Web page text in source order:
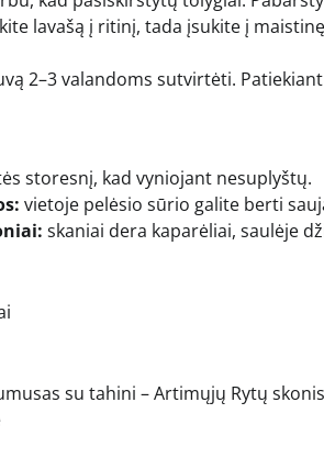
lavašą į ritinį, tada įsukite į
2–3 valandoms sutvirtėti.
storesnį, kad vyniojant nesuplyštų.
vietoje pelėsio sūrio galite berti
skaniai dera kaparėliai, saulėje
su tahini – Artimųjų Rytų skonis